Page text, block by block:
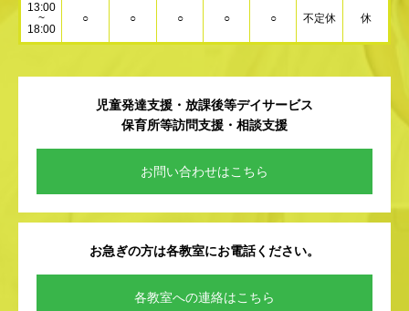
13:00
~
18:00
○ ○ ○ ○ ○ 不定休 休
児童発達支援・放課後等デイサービス
保育所等訪問支援・相談支援
お問い合わせはこちら
お急ぎの方は各教室にお電話ください。
各教室への連絡はこちら